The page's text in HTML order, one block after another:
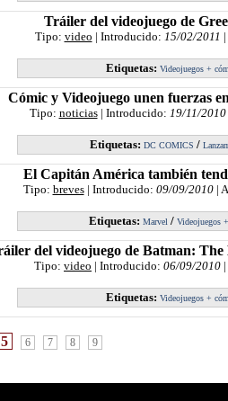
Tráiler del videojuego de
Tipo: video | Introducido: 15/02/2011
Etiquetas: Videojuegos +
Cómic y Videojuego unen fuerzas
Tipo: noticias| Introducido: 19/11/2010
Etiquetas: DC COMICS /
El Capitán América también
Tipo: breves| Introducido: 09/09/2010|
Etiquetas: Marvel / Videojuegos
del videojuego de Batman:
Tipo: video | Introducido: 06/09/2010
Etiquetas: Videojuegos +
5 6 7 8 9